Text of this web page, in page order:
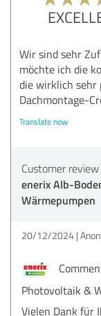
Wir sind sehr
möchte ich die
die wirklich sehr
Dachmontage-
Translate now
Customer
enerix Alb-
Wärmepumpen
20/12/2024
Photovoltaik &
Vielen Dank für